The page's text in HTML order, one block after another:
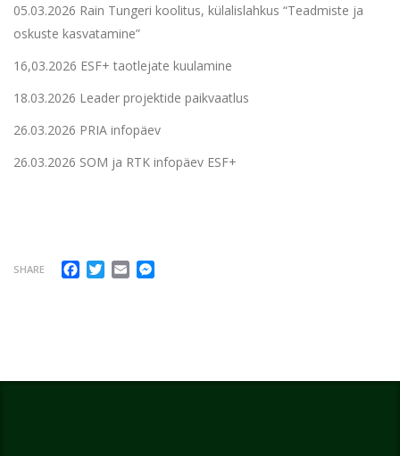
05.03.2026 Rain Tungeri koolitus, külalislahkus “Teadmiste ja
oskuste kasvatamine”
16,03.2026 ESF+ taotlejate kuulamine
18.03.2026 Leader projektide paikvaatlus
26.03.2026 PRIA infopäev
26.03.2026 SOM ja RTK infopäev ESF+
SHARE Facebook
Twitter
Email